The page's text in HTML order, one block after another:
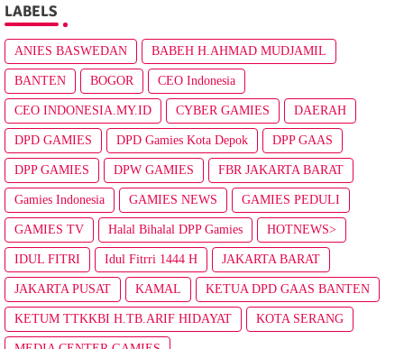
LABELS
ANIES BASWEDAN BABEH H.AHMAD MUDJAMIL
BANTEN BOGOR CEO Indonesia
CEO INDONESIA.MY.ID CYBER GAMIES DAERAH
DPD GAMIES DPD Gamies Kota Depok DPP GAAS
DPP GAMIES DPW GAMIES FBR JAKARTA BARAT
Gamies Indonesia GAMIES NEWS GAMIES PEDULI
GAMIES TV Halal Bihalal DPP Gamies HOTNEWS>
IDUL FITRI Idul Fitrri 1444 H JAKARTA BARAT
JAKARTA PUSAT KAMAL KETUA DPD GAAS BANTEN
KETUM TTKKBI H.TB.ARIF HIDAYAT KOTA SERANG